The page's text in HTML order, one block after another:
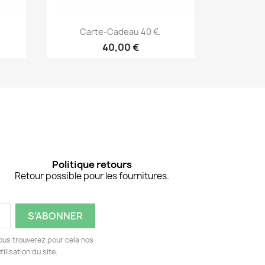
Aperçu rapide
Carte-Cadeau 40 €.
40,00 €
Politique retours
Retour possible pour les fournitures.
trouverez pour cela nos
du site.